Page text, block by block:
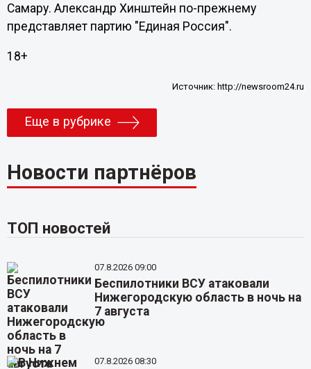
Самару. Александр Хинштейн по-прежнему
представляет партию "Единая Россия".
18+
Источник: http://newsroom24.ru
Еще в рубрике
Новости партнёров
ТОП новостей
07.8.2026 09:00
Беспилотники ВСУ атаковали
Нижегородскую область в ночь на
7 августа
07.8.2026 08:30